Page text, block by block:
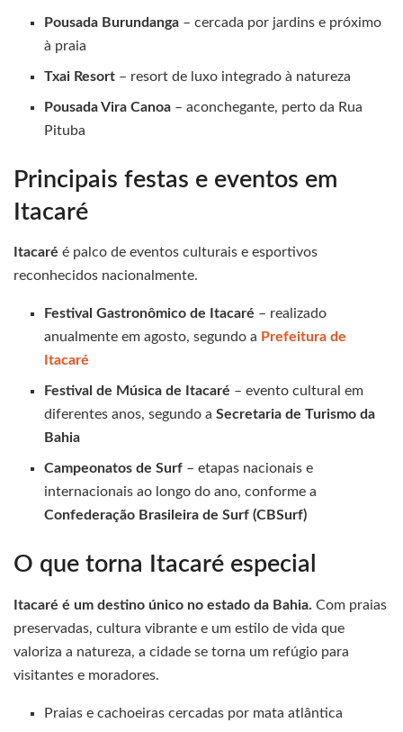
Pousada Burundanga – cercada por jardins e próximo
à praia
Txai Resort – resort de luxo integrado à natureza
Pousada Vira Canoa – aconchegante, perto da Rua
Pituba
Principais festas e eventos em
Itacaré
Itacaré é palco de eventos culturais e esportivos
reconhecidos nacionalmente.
Festival Gastronômico de Itacaré – realizado
anualmente em agosto, segundo a Prefeitura de
Itacaré
Festival de Música de Itacaré – evento cultural em
diferentes anos, segundo aSecretaria de Turismo da
Bahia
Campeonatos de Surf – etapas nacionais e
internacionais ao longo do ano, conforme a
Confederação Brasileira de Surf (CBSurf)
O que torna Itacaré especial
Itacaré é um destino único no estado da Bahia. Com praias
preservadas, cultura vibrante e um estilo de vida que
valoriza a natureza, a cidade se torna um refúgio para
visitantes e moradores.
Praias e cachoeiras cercadas por mata atlântica